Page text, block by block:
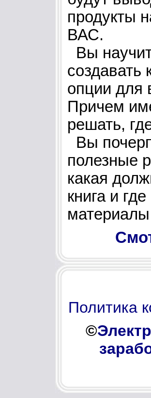
продукты
ВАС.
Вы
создавать
опции для
Причем
решать,
Вы
полезные
какая
книга и
Политика
©